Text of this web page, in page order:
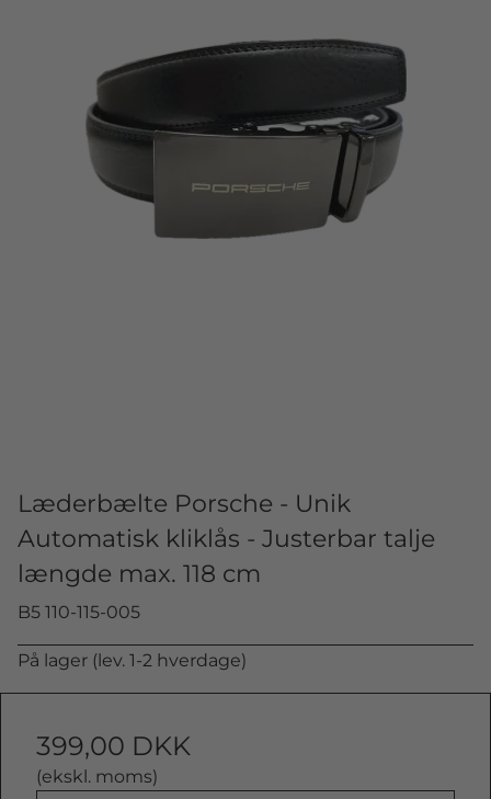
Læderbælte Porsche - Unik
Automatisk kliklås - Justerbar talje
længde max. 118 cm
B5 110-115-005
På lager (lev. 1-2 hverdage)
399,00 DKK
(ekskl. moms)